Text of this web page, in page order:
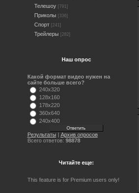
Телешоу [791]
Приколы [336]
Спорт [241]
Трейлеры [282]
Наш опрос
Какой формат видео нужен на
сайте больше всего?
240x320
128x160
178x220
360x640
240x400
Результаты | Архив опросов
Всего ответов: 98878
Читайте еще:
This feature is for Premium users only!